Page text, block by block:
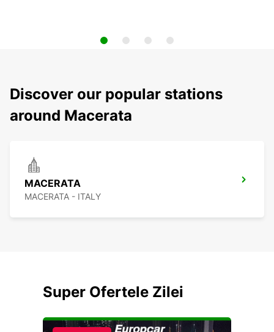
Discover our popular stations
around Macerata
MACERATA
MACERATA - ITALY
Super Ofertele Zilei